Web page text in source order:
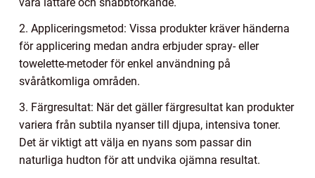
2. Appliceringsmetod: Vissa produkter kräver händerna
för applicering medan andra erbjuder spray- eller
towelette-metoder för enkel användning på
svåråtkomliga områden.
3. Färgresultat: När det gäller färgresultat kan produkter
variera från subtila nyanser till djupa, intensiva toner.
Det är viktigt att välja en nyans som passar din
naturliga hudton för att undvika ojämna resultat.